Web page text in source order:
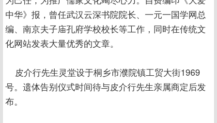
中华》报，曾任武汉云深书院院长、一元一国学网总
编、南京夫子庙孔府学校校长等工作，同时在传统文
化网站发表大量优秀的文章。
皮介行先生灵堂设于桐乡市濮院镇工贸大街1969
号。遗体告别仪式时间待与皮介行先生亲属商定后发
布。